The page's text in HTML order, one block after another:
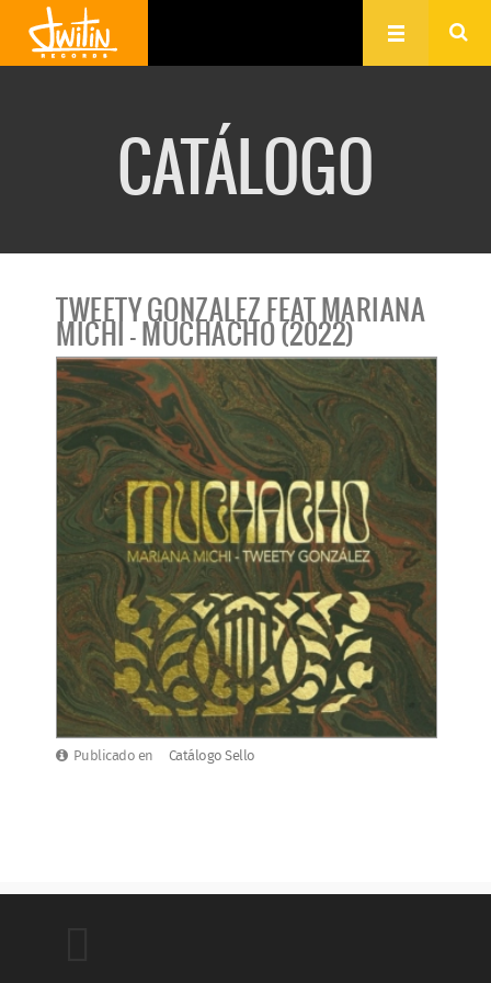
CATÁLOGO
TWEETY GONZALEZ FEAT MARIANA
MICHI - MUCHACHO (2022)
Publicado en Catálogo Sello